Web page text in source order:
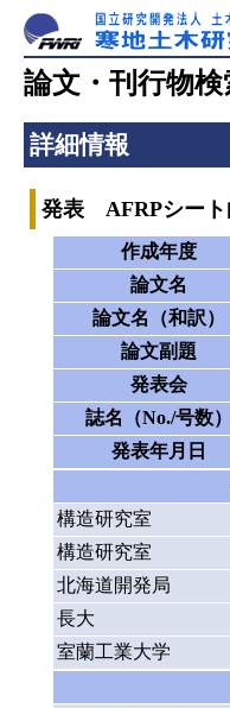
論文・刊行物検
詳細情報
発表 AFRPシート
作成年度
論文名
論文名（和訳）
論文副題
発表会
誌名（No./号数）
発表年月日
構造研究室
構造研究室
北海道開発局
長大
室蘭工業大学